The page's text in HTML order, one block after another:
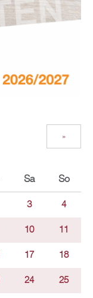
»
Sa So
3 4
10 11
17 18
24 25